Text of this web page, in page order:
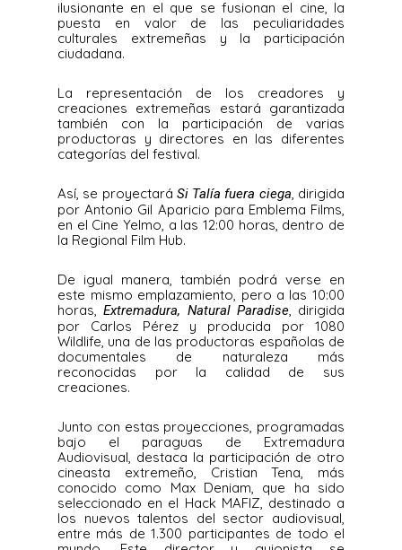
ilusionante en el que se fusionan el cine, la
puesta en valor de las peculiaridades
culturales extremeñas y la participación
ciudadana.
La representación de los creadores y
creaciones extremeñas estará garantizada
también con la participación de varias
productoras y directores en las diferentes
categorías del festival.
Así, se proyectará Si Talía fuera ciega, dirigida
por Antonio Gil Aparicio para Emblema Films,
en el Cine Yelmo, a las 12:00 horas, dentro de
la Regional Film Hub.
De igual manera, también podrá verse en
este mismo emplazamiento, pero a las 10:00
horas,Extremadura, Natural Paradise, dirigida
por Carlos Pérez y producida por 1080
Wildlife, una de las productoras españolas de
documentales de naturaleza más
reconocidas por la calidad de sus
creaciones.
Junto con estas proyecciones, programadas
bajo el paraguas de Extremadura
Audiovisual, destaca la participación de otro
cineasta extremeño, Cristian Tena, más
conocido como Max Deniam, que ha sido
seleccionado en el Hack MAFIZ, destinado a
los nuevos talentos del sector audiovisual,
entre más de 1.300 participantes de todo el